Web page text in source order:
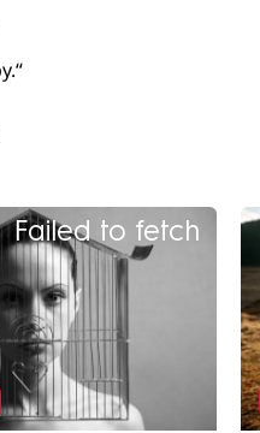
Failed to fetch